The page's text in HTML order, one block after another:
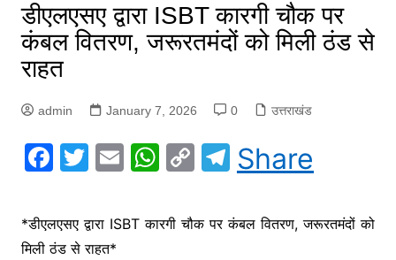
डीएलएसए द्वारा ISBT कारगी चौक पर
कंबल वितरण, जरूरतमंदों को मिली ठंड से
राहत
admin January 7, 2026 0 उत्तराखंड
F
c
e
T
itt
er
E
ai
W
at
C
p
T
el
e
Share
*डीएलएसए द्वारा ISBT कारगी चौक पर कंबल वितरण, जरूरतमंदों को
मिली ठंड से राहत*